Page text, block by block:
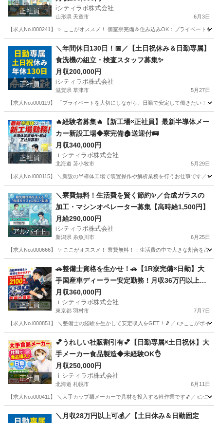
正社員 iシティラボ株式会社
山形県 天童市 6月3日
【求人No.i000241】 ✨ ここがオススメ！ 個室寮完備＆住み込みOK：プライベート
その他 住み込み
正社員
＼年間休日130日！📅／【土日祝休み＆日勤専属】
食洗機の組立・検査スタッフ募集✨
月収200,000円
iシティラボ株式会社
滋賀県 草津市 5月27日
【求人No.i000119】 「プライベートを大切にしながら、日勤で安定して働きたい！
その他
正社員
🔥経験者募集🔥【新工場×正社員】最新半導体メー
カー新設工場◆寮完備🏠送迎付🚌
月収340,000円
ｉシティラボ株式会社
北海道 苫小牧市 5月29日
【求人No.i000115】 ＼新設の半導体工場で装置操作や解析業務を行うお仕事です／
その他
アルバイト
＼寮費無料！生活費を賢く節約✨／合成ガラスの
加工・マシンオペレーター募集【高時給1,500円】
月給290,000円
iシティラボ株式会社
新潟県 糸魚川市 6月25日
【求人No.i000666】 ✨ ここがオススメ！ 寮費無料！：生活費の中で大きな割合を占
その他 無料
正社員
🚗整備士資格を生かせ！🚗【1R寮完備×日勤】大
手国産車ディーラー安定勤務！月収36万円以上
可！
月収360,000円
ｉシティラボ株式会社
東京都 羽村市 7月7日
【求人No.i000851】 ＼整備士の経験を生かして安定収入をGET！🎵／ 👉ここがポイ
その他 ディーラー
正社員
💕うれしい社販割引有💕【日勤専属×土日祝休】大
手メーカー食品製造◆未経験OK👌
月収250,000円
ｉシティラボ株式会社
北海道 札幌市 6月11日
【求人No.i000411】 ＼大手カップ麺メーカーで具材を投入する軽作業です🎵／ 👉こ
その他 未経験
＼月収28万円以上可💰／【土日休み＆日勤固定